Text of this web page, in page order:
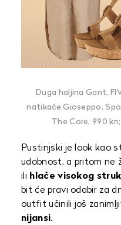
Duga haljina Gant,
natikače Gioseppo,
The Core, 990
Pustinjski je look kao
udobnost, a pritom ne
ili hlače visokog
bit će pravi odabir za
outfit učinili još
nijansi.